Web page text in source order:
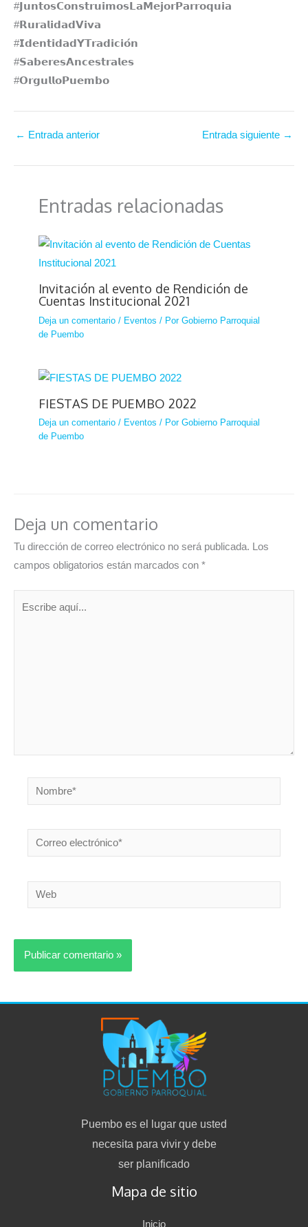
#𝗝𝘂𝗻𝘁𝗼𝘀𝗖𝗼𝗻𝘀𝘁𝗿𝘂𝗶𝗺𝗼𝘀𝗟𝗮𝗠𝗲𝗷𝗼𝗿𝗣𝗮𝗿𝗿𝗼𝗾𝘂𝗶𝗮⁣⁣⁣⁣⁣
#𝗥𝘂𝗿𝗮𝗹𝗶𝗱𝗮𝗱𝗩𝗶𝘃𝗮
#𝗜𝗱𝗲𝗻𝘁𝗶𝗱𝗮𝗱𝗬𝗧𝗿𝗮𝗱𝗶𝗰𝗶𝗼́𝗻
#𝗦𝗮𝗯𝗲𝗿𝗲𝘀𝗔𝗻𝗰𝗲𝘀𝘁𝗿𝗮𝗹𝗲𝘀
#𝗢𝗿𝗴𝘂𝗹𝗹𝗼𝗣𝘂𝗲𝗺𝗯𝗼
← Entrada anterior Entrada siguiente →
Entradas relacionadas
Invitación al evento de Rendición de
Cuentas Institucional 2021
Deja un comentario / Eventos / PorGobierno Parroquial
de Puembo
FIESTAS DE PUEMBO 2022
Deja un comentario / Eventos / PorGobierno Parroquial
de Puembo
Deja un comentario
Tu dirección de correo electrónico no será publicada.
Los
campos obligatorios están marcados con *
Nombre*
Correo
electrónico*
Web
Puembo es el lugar que usted
necesita para vivir y debe
ser planificado
Mapa de sitio
Inicio